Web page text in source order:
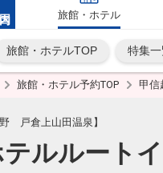
旅館・ホテル
旅館・ホテルTOP 特集
旅館・ホテル予約TOP 甲信
野 戸倉上山田温泉】
ルルート